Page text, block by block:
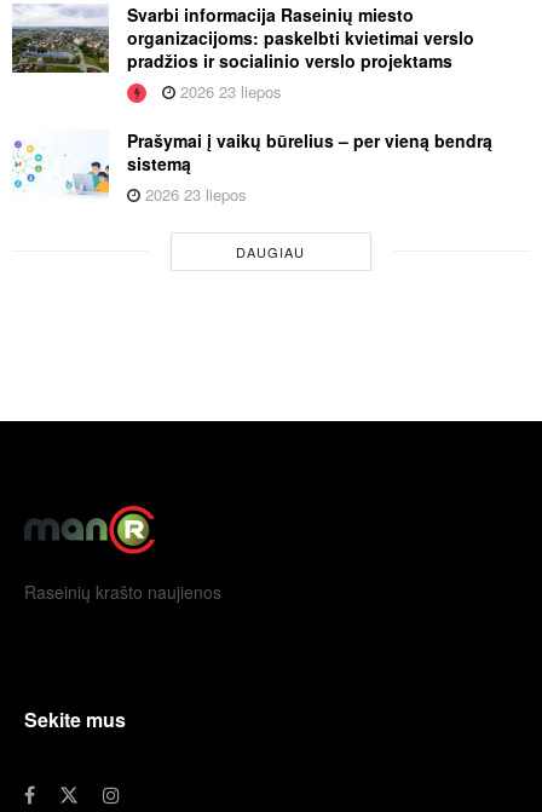
Svarbi informacija Raseinių miesto
organizacijoms: paskelbti kvietimai verslo
pradžios ir socialinio verslo projektams
2026 23 liepos
Prašymai į vaikų būrelius – per vieną bendrą
sistemą
2026 23 liepos
DAUGIAU
Raseinių krašto naujienos
Sekite mus